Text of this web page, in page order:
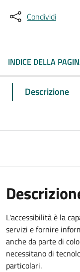
Condividi
INDICE DELLA
Descrizione
L'accessibilità è la
servizi e fornire
anche da parte di
necessitano di
particolari.